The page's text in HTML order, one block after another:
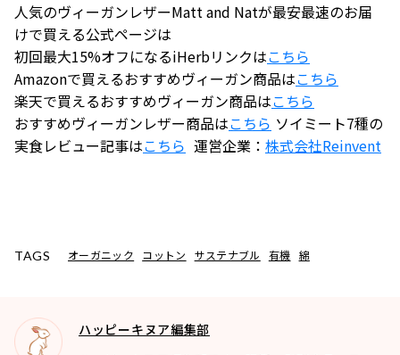
人気のヴィーガンレザーMatt and Natが最安最速のお届
けで買える公式ページは
初回最大15%オフになるiHerbリンクはこちら
Amazonで買えるおすすめヴィーガン商品はこちら
楽天で買えるおすすめヴィーガン商品はこちら
おすすめヴィーガンレザー商品はこちら ソイミート7種の
実食レビュー記事はこちら 運営企業： 株式会社Reinvent
TAGS オーガニック コットン サステナブル 有機 綿
ハッピーキヌア編集部